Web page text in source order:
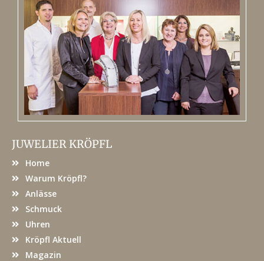
JUWELIER KRÖPFL
Home
Warum Kröpfl?
Anlässe
Schmuck
Uhren
Kröpfl Aktuell
Magazin